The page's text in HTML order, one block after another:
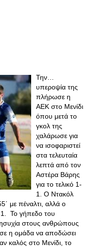
Την…
υπεροψία της
πλήρωσε η
ΑΕΚ στο Μενίδι
όπου μετά το
γκολ της
χαλάρωσε για
να ισοφαριστεί
στα τελευταία
λεπτά από τον
Αστέρα Βάρης
για το τελικό 1-
1. Ο Ντακόλ
με πέναλτι, αλλά ο
1. Το γήπεδο του
στους ανθρώπους
η ομάδα να αποδώσει
καλός στο Μενίδι, το